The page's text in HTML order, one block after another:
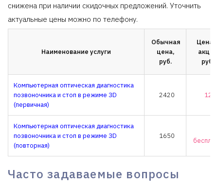
снижена при наличии скидочных предложений. Уточнить
актуальные цены можно по телефону.
Наименование услуги
Обычная
цена,
руб.
Цена
руб.,
Компьютерная оптическая диагностика
позвоночника и стоп в режиме ЗD
(первичная)
2420
Компьютерная оптическая диагностика
позвоночника и стоп в режиме ЗD
(повторная)
1650
Часто задаваемые вопросы